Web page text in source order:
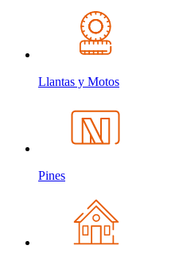
Llantas y Motos
Pines